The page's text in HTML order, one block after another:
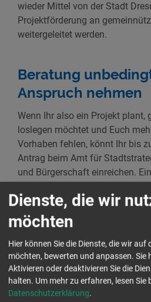
wieder Mittel von der Stadt
Projektförderung an
weitergeleitet werden.
Beratung
Anspruch nehmen
Wenn Ihr also ein Projekt plant,
loslegen möchtet und Euch
Vorhaben fehlen, könnt Ihr bis
Antrag beim Amt für
und Bürgerschaft einreichen.
Euch dabei dringend ans Herz
Um Fehler und
Ablehnung aus formalen
ratsam, dass Ihr Euch einmal an
anfangt Formulare
2029 8382 und per E-Mail an
zivilcourage.dezu erreichen.
Dienste, die wir
möchten
Hier können Sie die Dienste, die wir auf
möchten, bewerten und anpassen. Sie
Aktivieren oder deaktivieren Sie die
halten. Um mehr zu erfahren, lesen Sie
Datenschutzerklärung.